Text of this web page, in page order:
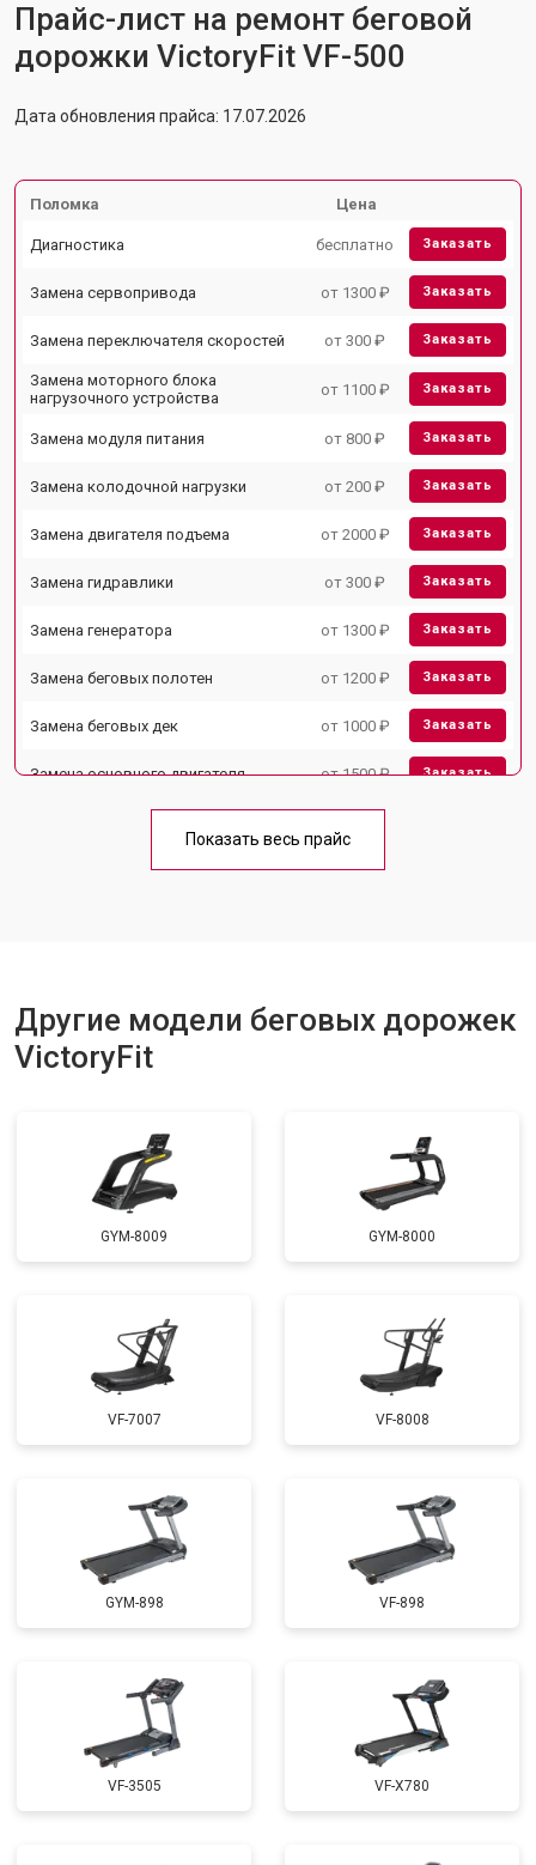
Прайс-лист на ремонт беговой
дорожки VictoryFit VF-500
Дата обновления прайса: 17.07.2026
Поломка Цена
Диагностика бесплатно Заказать
Замена сервопривода от 1300 ₽ Заказать
Замена переключателя скоростей от 300 ₽ Заказать
Замена моторного блока
нагрузочного устройства
от 1100 ₽ Заказать
Замена модуля питания от 800 ₽ Заказать
Замена колодочной нагрузки от 200 ₽ Заказать
Замена двигателя подъема от 2000 ₽ Заказать
Замена гидравлики от 300 ₽ Заказать
Замена генератора от 1300 ₽ Заказать
Замена беговых полотен от 1200 ₽ Заказать
Замена беговых дек от 1000 ₽ Заказать
Замена основного двигателя от 1500 ₽ Заказать
Замена платы управления от 800 ₽
Показать весь прайс
Другие модели беговых дорожек
VictoryFit
GYM-8009 GYM-8000
VF-7007 VF-8008
GYM-898 VF-898
VF-3505 VF-X780